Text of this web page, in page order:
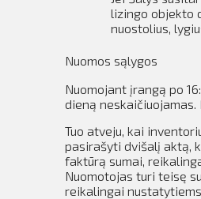
lizingo objekto
nuostolius,
Nuomos sąlygos
Nuomojant įrangą po
dieną neskaičiuojamas.
Tuo atveju, kai
pasirašyti dvišalį aktą,
faktūrą sumai,
Nuomotojas turi teisę
reikalingai